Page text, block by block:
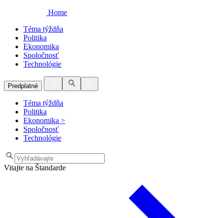
Home
Téma týždňa
Politika
Ekonomika
Spoločnosť
Technológie
Predplatné
Téma týždňa
Politika
Ekonomika >
Spoločnosť
Technológie
Vitajte na Štandarde